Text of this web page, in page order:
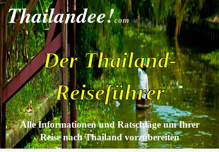
Thailandee!com
Der Thailand-
Reiseführer
Alle Informationen und Ratschläge um Ihrer
Reise nach Thailand vorzubereiten